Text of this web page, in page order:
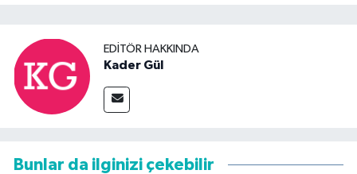
EDITÖR HAKKINDA
Kader Gül
Bunlar da ilginizi çekebilir